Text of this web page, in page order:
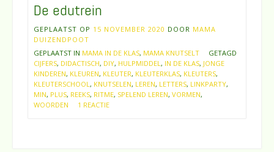
De edutrein
GEPLAATST OP 15 NOVEMBER 2020 DOOR MAMA
DUIZENDPOOT
GEPLAATST IN MAMA IN DE KLAS, MAMA KNUTSELT
GETAGD
CIJFERS, DIDACTISCH, DIY, HULPMIDDEL, IN DE KLAS, JONGE
KINDEREN, KLEUREN, KLEUTER, KLEUTERKLAS, KLEUTERS,
KLEUTERSCHOOL, KNUTSELEN, LEREN, LETTERS, LINKPARTY,
MIN, PLUS, REEKS, RITME, SPELEND LEREN, VORMEN,
WOORDEN
1 REACTIE